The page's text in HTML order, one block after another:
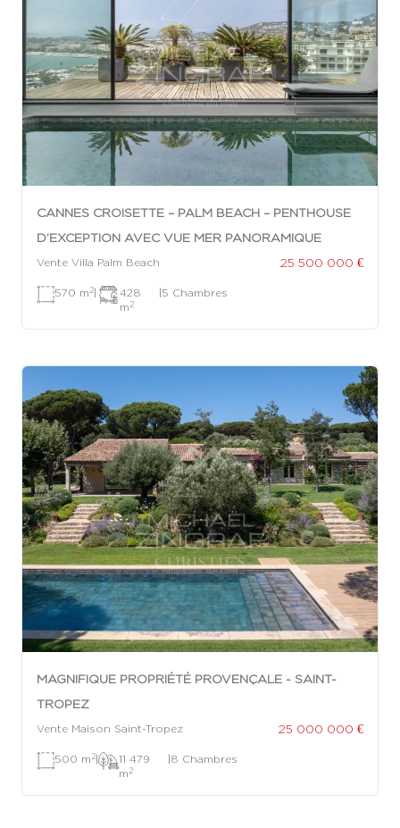
CANNES CROISETTE – PALM BEACH – PENTHOUSE
D’EXCEPTION AVEC VUE MER PANORAMIQUE
Vente Villa Palm Beach 25 500 000 €
570 m 2|
428
m 2
|5 Chambres
MAGNIFIQUE PROPRIÉTÉ PROVENÇALE - SAINT-
TROPEZ
Vente Maison Saint-Tropez 25 000 000 €
500 m 2|
11 479
m 2
|8 Chambres